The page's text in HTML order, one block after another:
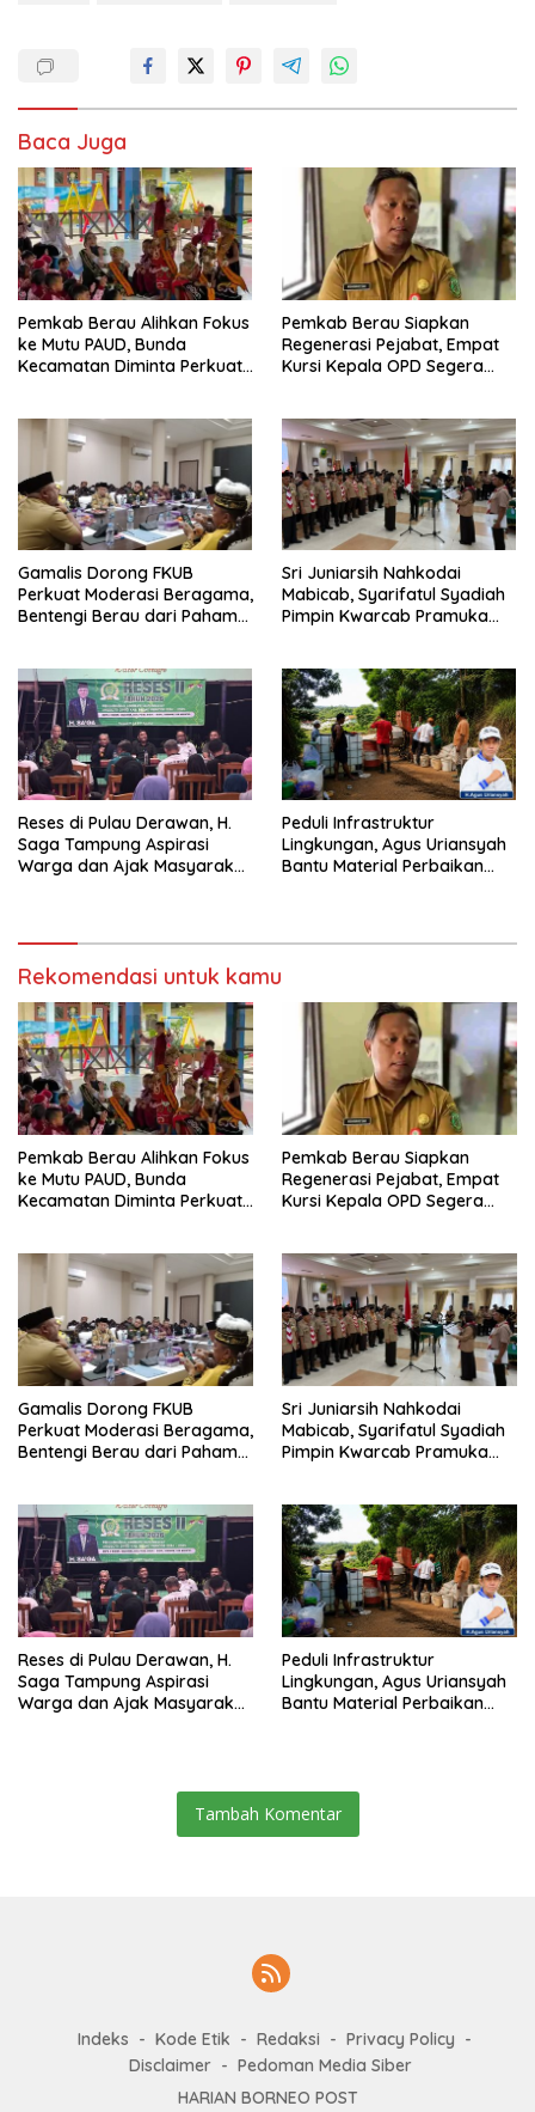
Baca Juga
Pemkab Berau Alihkan Fokus
ke Mutu PAUD, Bunda
Kecamatan Diminta Perkuat
Pemkab Berau Siapkan
Regenerasi Pejabat, Empat
Kursi Kepala OPD Segera
Gamalis Dorong FKUB
Perkuat Moderasi Beragama,
Bentengi Berau dari Paham
Sri Juniarsih Nahkodai
Mabicab, Syarifatul Syadiah
Pimpin Kwarcab Pramuka
Reses di Pulau Derawan, H.
Saga Tampung Aspirasi
Warga dan Ajak Masyarakat
Peduli Infrastruktur
Lingkungan, Agus Uriansyah
Bantu Material Perbaikan
Rekomendasi untuk kamu
Pemkab Berau Alihkan Fokus
ke Mutu PAUD, Bunda
Kecamatan Diminta Perkuat
Pemkab Berau Siapkan
Regenerasi Pejabat, Empat
Kursi Kepala OPD Segera
Gamalis Dorong FKUB
Perkuat Moderasi Beragama,
Bentengi Berau dari Paham
Sri Juniarsih Nahkodai
Mabicab, Syarifatul Syadiah
Pimpin Kwarcab Pramuka
Reses di Pulau Derawan, H.
Saga Tampung Aspirasi
Warga dan Ajak Masyarakat
Peduli Infrastruktur
Lingkungan, Agus Uriansyah
Bantu Material Perbaikan
Tambah Komentar
Indeks Kode Etik Redaksi
Privacy Policy
Disclaimer
Pedoman Media Siber
HARIAN BORNEO POST